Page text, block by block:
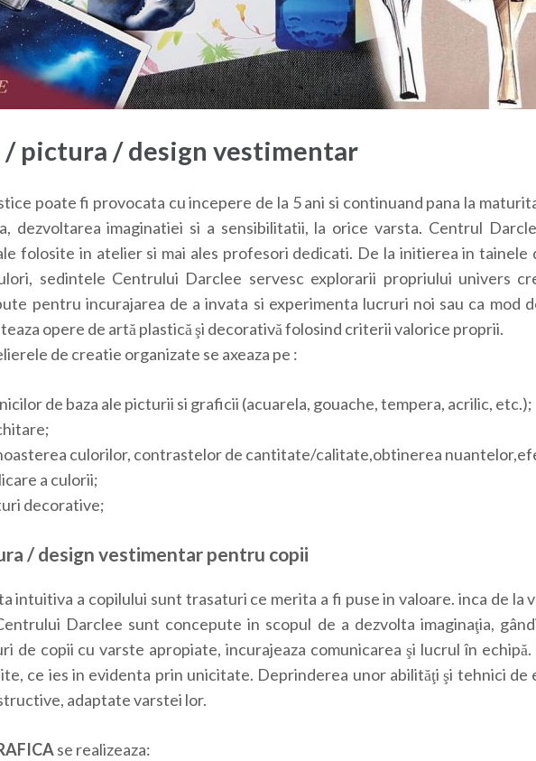
pictura / design vestimentar
poate fi provocata cu incepere de la 5 ani si continuand pana la
dezvoltarea imaginatiei si a sensibilitatii, la orice varsta. Centrul
folosite in atelier si mai ales profesori dedicati. De la initierea in
sedintele Centrului Darclee servesc explorarii propriului univers
pentru incurajarea de a invata si experimenta lucruri noi sau ca mod
opere de artă plastică şi decorativă folosind criterii valorice proprii.
de creatie organizate se axeaza pe :
de baza ale picturii si graficii (acuarela, gouache, tempera, acrilic, etc.);
culorilor, contrastelor de cantitate/calitate,obtinerea
a culorii;
decorative;
/ design vestimentar pentru copii
intuitiva a copilului sunt trasaturi ce merita a fi puse in valoare. inca de
Darclee sunt concepute in scopul de a dezvolta imaginaţia,
de copii cu varste apropiate, incurajeaza comunicarea şi lucrul în
ce ies in evidenta prin unicitate. Deprinderea unor abilităţi şi tehnici de
adaptate varstei lor.
se realizeaza: